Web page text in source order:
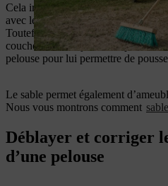
Cela ira plus vite si vous comblez
avec le mélange de sable et de terre
Toutefois, il vous faudra alors
couche de terre ajoutée empêchera
pelouse pour lui permettre de
Le sable permet également
Nous vous montrons comment
Déblayer et corriger
d’une pelouse